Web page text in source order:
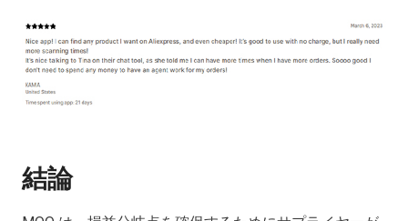
結論